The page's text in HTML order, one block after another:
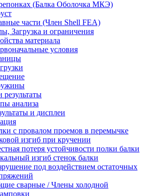
(Балка Оболочка МКЭ)
части (Член Shell FEA)
Загрузка и ограничения
материала
условия
результаты
анализа
и дисплеи
с провалом проемов в перемычке
изгиб при кручении
потеря устойчивости полки балки
изгиб стенок балки
под воздействием остаточных
сварные / Члены холодной